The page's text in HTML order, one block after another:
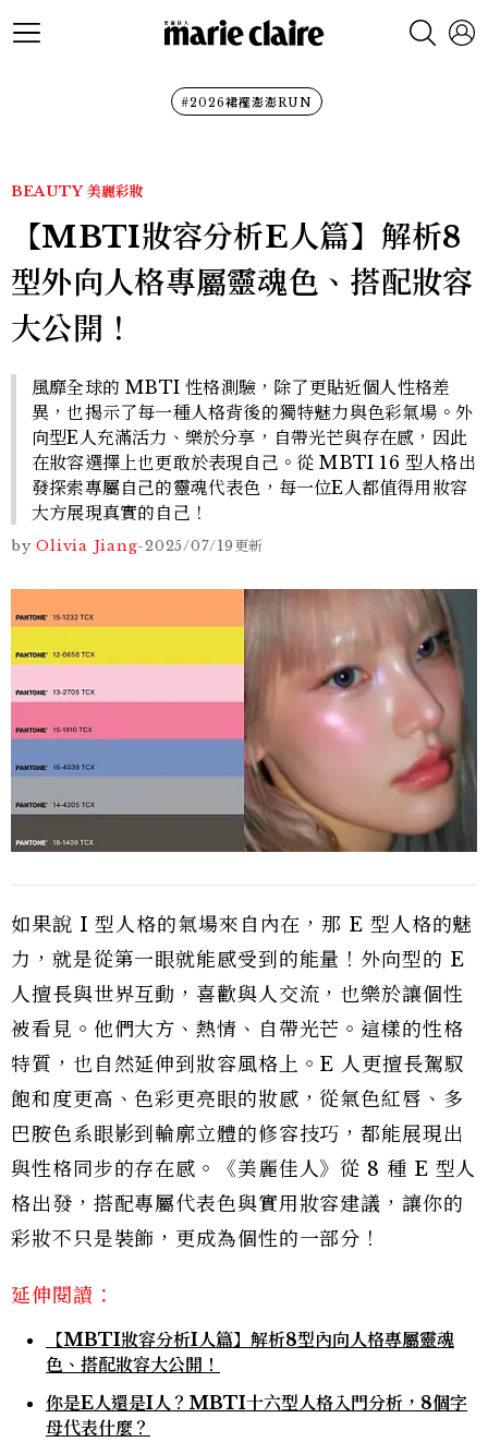
#2026裙襬澎澎RUN
BEAUTY 美麗彩妝
【MBTI妝容分析E人篇】解析8
型外向人格專屬靈魂色、搭配妝容
大公開！
風靡全球的 MBTI 性格測驗，除了更貼近個人性格差
異，也揭示了每一種人格背後的獨特魅力與色彩氣場。外
向型E人充滿活力、樂於分享，自帶光芒與存在感，因此
在妝容選擇上也更敢於表現自己。從 MBTI 16 型人格出
發探索專屬自己的靈魂代表色，每一位E人都值得用妝容
大方展現真實的自己！
by Olivia Jiang-2025/07/19更新
如果說 I 型人格的氣場來自內在，那 E 型人格的魅
力，就是從第一眼就能感受到的能量！外向型的 E
人擅長與世界互動，喜歡與人交流，也樂於讓個性
被看見。他們大方、熱情、自帶光芒。這樣的性格
特質，也自然延伸到妝容風格上。E 人更擅長駕馭
飽和度更高、色彩更亮眼的妝感，從氣色紅唇、多
巴胺色系眼影到輪廓立體的修容技巧，都能展現出
與性格同步的存在感。《美麗佳人》從 8 種 E 型人
格出發，搭配專屬代表色與實用妝容建議，讓你的
彩妝不只是裝飾，更成為個性的一部分！
延伸閱讀：
【MBTI妝容分析I人篇】解析8型內向人格專屬靈魂
色、搭配妝容大公開！
你是E人還是I人？MBTI十六型人格入門分析，8個字
母代表什麼？